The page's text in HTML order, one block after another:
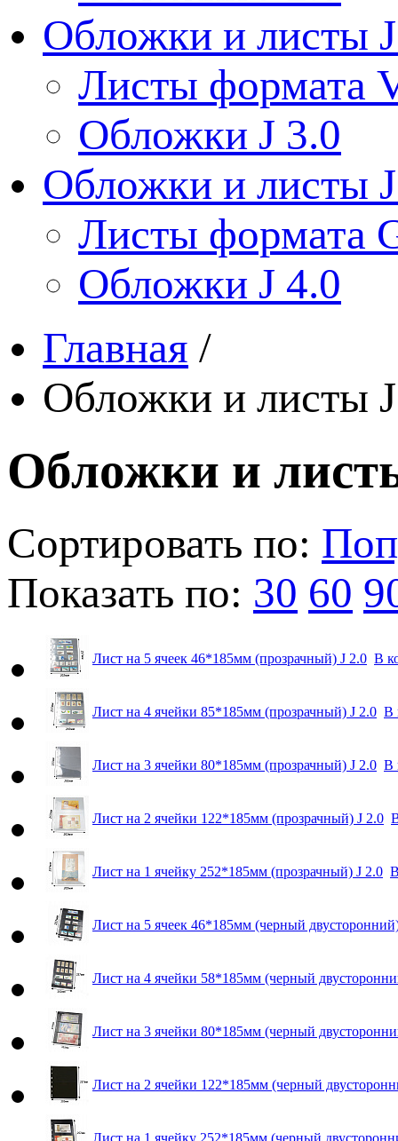
Обложки и листы
Листы формата
Обложки J 3.0
Обложки и листы
Листы формата
Обложки J 4.0
Главная /
Обложки и листы
Обложки и
Сортировать по:
Показать по: 30 60
Лист на 5 ячеек 46*185мм (прозрачный) J 2.0 В
Лист на 4 ячейки 85*185мм (прозрачный) J 2.0 В
Лист на 3 ячейки 80*185мм (прозрачный) J 2.0 В
Лист на 2 ячейки 122*185мм (прозрачный) J 2.0
Лист на 1 ячейку 252*185мм (прозрачный) J 2.0
Лист на 5 ячеек 46*185мм (черный
Лист на 4 ячейки 58*185мм (черный
Лист на 3 ячейки 80*185мм (черный
Лист на 2 ячейки 122*185мм (черный
Лист на 1 ячейку 252*185мм (черный